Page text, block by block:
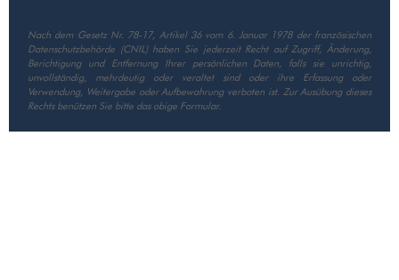
Nach dem Gesetz Nr. 78-17, Artikel 36 vom 6. Januar 1978 der französischen
Datenschutzbehörde (CNIL) haben Sie jederzeit Recht auf Zugriff, Änderung,
Berichtigung und Entfernung Ihrer persönlichen Daten, falls sie unrichtig,
unvollständig, mehrdeutig oder veraltet sind oder ihre Erfassung oder
Verwendung, Weitergabe oder Aufbewahrung verboten ist. Zur Ausübung dieses
Rechts benützen Sie bitte das obige Formular.